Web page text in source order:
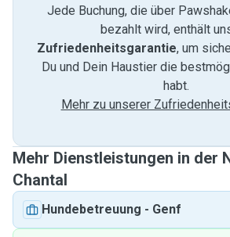
Jede Buchung, die über
bezahlt wird, enthält
Zufriedenheitsgarantie, um
Du und Dein Haustier die
habt.
Mehr zu unserer
Mehr Dienstleistungen in der
Chantal
Hundebetreuung - Genf